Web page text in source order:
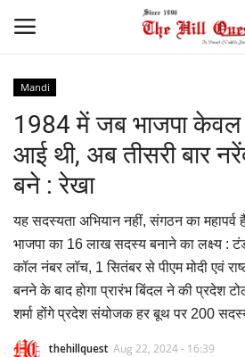
Home
National
Himachal
Sports
Mandi
1984 में जब भाजपा
आई थी, अब तीसरी बार
बने : रेखा
यह सदस्यता अभियान नहीं, संगठन का महापर्व
भाजपा का 16 लाख सदस्य बनाने का लक्ष्य :
कॉल नंबर लॉच, 1 सितंबर से पीएम मोदी एवं
बनने के बाद होगा प्रारंभ बिंदल ने की प्रदेश
शर्मा होंगे प्रदेश संयोजक हर बूथ पर 200
thehillquest Aug 22, 2024 - 16:39